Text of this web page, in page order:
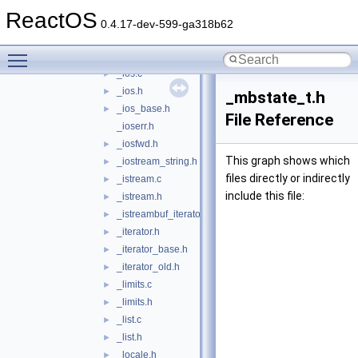
ReactOS 0.4.17-dev-599-ga318b62
► _heap.c
► _ios.c
► _ios.h
►
_ios_base.h
_ioserr.h
► _iosfwd.h
► _iostream_string.h
► _istream.c
► _istream.h
► _istreambuf_iterator.h
► _iterator.h
► _iterator_base.h
► _iterator_old.h
► _limits.c
► _limits.h
► _list.c
► _list.h
► _locale.h
_mbstate_t.h
File Reference
This graph shows which
files directly or indirectly
include this file: